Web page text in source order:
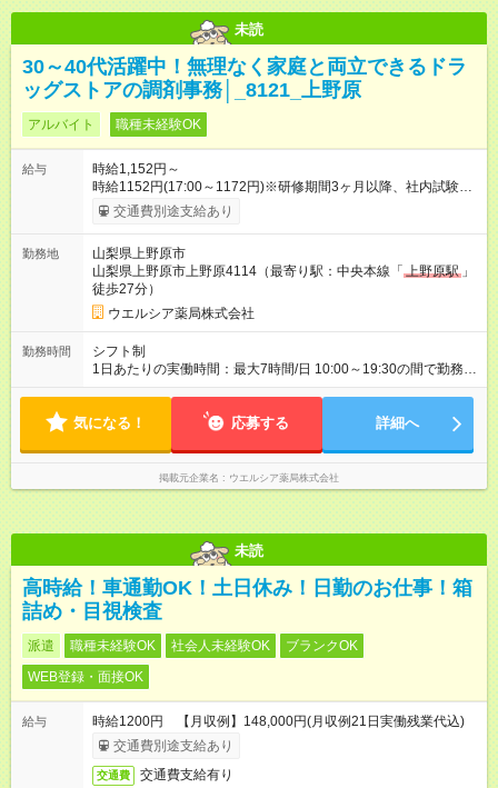
未読
30～40代活躍中！無理なく家庭と両立できるドラ
ッグストアの調剤事務│_8121_上野原
アルバイト 職種未経験OK
給与
時給1,152円～
時給1152円(17:00～1172円)※研修期間3ヶ月以降、社内試験に
よる更新判定あり 社内試験合格後、時給＋50～100円の昇給あ
り （大学生は＋20円） 試用期間あり：入社日から3ヶ月間／本
間の長さ：3ヶ月 雇用形態、給与は本採用時と同じです。
交通費別途支給あり
勤務地
山梨県上野原市
山梨県上野原市上野原4114（最寄り駅：中央本線「 上野原駅 」
徒歩27分）
ウエルシア薬局株式会社
勤務時間
シフト制
1日あたりの実働時間：最大7時間/日 10:00～19:30の間で勤務時
間応相談 ☆勤務日数・曜日応相談 ☆未経験・無資格可
気になる！ 応募する 詳細へ
掲載元企業名 ウエルシア薬局株式会社
未読
高時給！車通勤OK！土日休み！日勤のお仕事！箱
詰め・目視検査
派遣 職種未経験OK 社会人未経験OK
ブランクOK
WEB登録・面接OK
給与
時給1200円 【月収例】148,000円(月収例21日実働残業代込)
交通費別途支給あり
交通費 交通費支給有り